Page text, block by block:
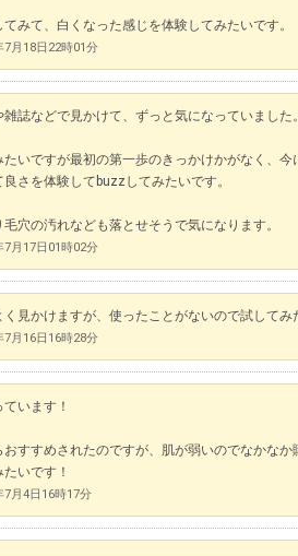
みて、白くなった感じを体験してみたいです。
7月18日22時01分
雑誌などで見かけて、ずっと気になっていました
たいですが最初の第一歩のきっかけかがなく、今
良さを体験してbuzzしてみたいです。
穴の汚れなども落とせそうで気になります。
7月17日01時02分
く見かけますが、使ったことがないので試してみ
7月16日16時28分
います！
おすすめされたのですが、肌が弱いのでなかな
いです！
7月4日16時17分